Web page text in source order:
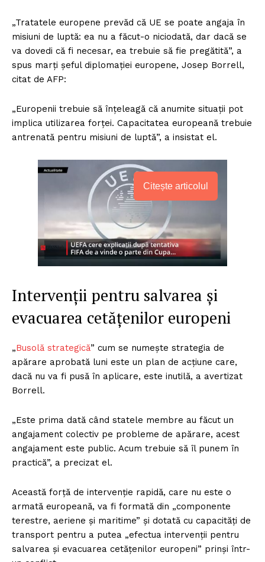
„Tratatele europene prevăd că UE se poate angaja în
misiuni de luptă: ea nu a făcut-o niciodată, dar dacă se
va dovedi că fi necesar, ea trebuie să fie pregătită”, a
spus marți șeful diplomației europene, Josep Borrell,
citat de AFP:
„Europenii trebuie să înțeleagă că anumite situații pot
implica utilizarea forței. Capacitatea europeană trebuie
antrenată pentru misiuni de luptă”, a insistat el.
Citește articolul
Intervenții pentru salvarea și
evacuarea cetățenilor europeni
„Busolă strategică” cum se numește strategia de
apărare aprobată luni este un plan de acțiune care,
dacă nu va fi pusă în aplicare, este inutilă, a avertizat
Borrell.
„Este prima dată când statele membre au făcut un
angajament colectiv pe probleme de apărare, acest
angajament este public. Acum trebuie să îl punem în
practică”, a precizat el.
Această forță de intervenție rapidă, care nu este o
armată europeană, va fi formată din „componente
terestre, aeriene și maritime” și dotată cu capacități de
transport pentru a putea „efectua intervenții pentru
salvarea și evacuarea cetățenilor europeni” prinși într-